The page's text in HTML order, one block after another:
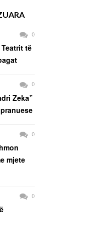
0
të
0
Zeka”
0
mjete
0